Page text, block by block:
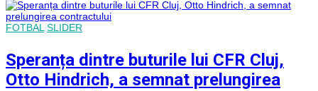
portarul
în
tricoul
formația
Legia
FOTBAL SLIDER
Speranța dintre buturile lui CFR Cluj,
Otto Hindrich, a semnat prelungirea